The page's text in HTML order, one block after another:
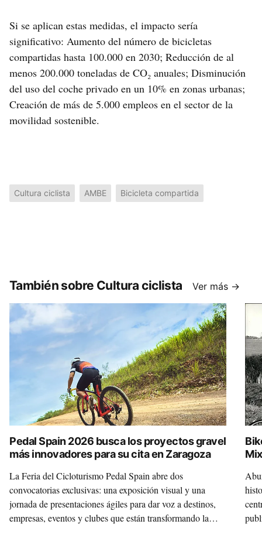
Si se aplican estas medidas, el impacto sería
significativo: Aumento del número de bicicletas
compartidas hasta 100.000 en 2030; Reducción de al
menos 200.000 toneladas de CO₂ anuales; Disminución
del uso del coche privado en un 10% en zonas urbanas;
Creación de más de 5.000 empleos en el sector de la
movilidad sostenible.
Cultura ciclista AMBE Bicicleta compartida
También sobre Cultura ciclista Ver más →
Pedal Spain 2026 busca los proyectos gravel
más innovadores para su cita en Zaragoza
La Feria del Cicloturismo Pedal Spain abre dos
convocatorias exclusivas: una exposición visual y una
jornada de presentaciones ágiles para dar voz a destinos,
empresas, eventos y clubes que están transformando la